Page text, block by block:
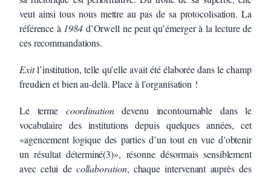
veut ainsi tous nous mettre au pas de sa protocolisation. La
référence à 1984 d’Orwell ne peut qu’émerger à la lecture de
ces recommandations.
Exitl’institution, telle qu’elle avait été élaborée dans le champ
freudien et bien au-delà. Place à l’organisation !
Le terme coordinationdevenu incontournable dans le
vocabulaire des institutions depuis quelques années, cet
«agencement logique des parties d’un tout en vue d’obtenir
un résultat déterminé(3)», résonne désormais sensiblement
avec celui de collaboration, chaque intervenant auprès des